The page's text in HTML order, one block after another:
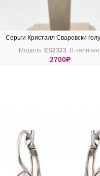
Серьги Кристалл Сваровски
Модель: ES2323. В наличии
2700R